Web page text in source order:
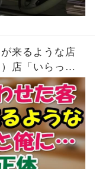
来るような店
店「いらっし
たち知り合